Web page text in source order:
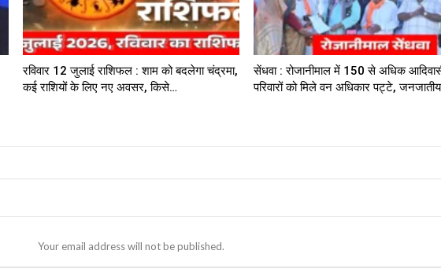
रविवार 12 जुलाई राशिफल : शाम को बदलेगा चंद्रमा,
कई राशियों के लिए नए अवसर, किसे…
सेंधवा : रोजानीमाल में 150 से अधिक
परिवारों को मिले वन अधिकार पट्टे,
Your email address will not be published.